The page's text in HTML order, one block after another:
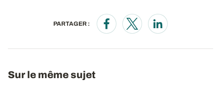
PARTAGER :
Opens in a new window
Opens in a new window
Opens in a new
Sur le même sujet